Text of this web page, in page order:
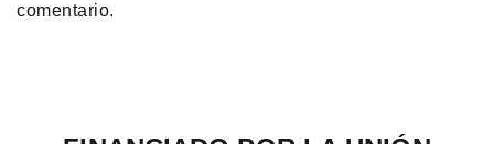
comentario.